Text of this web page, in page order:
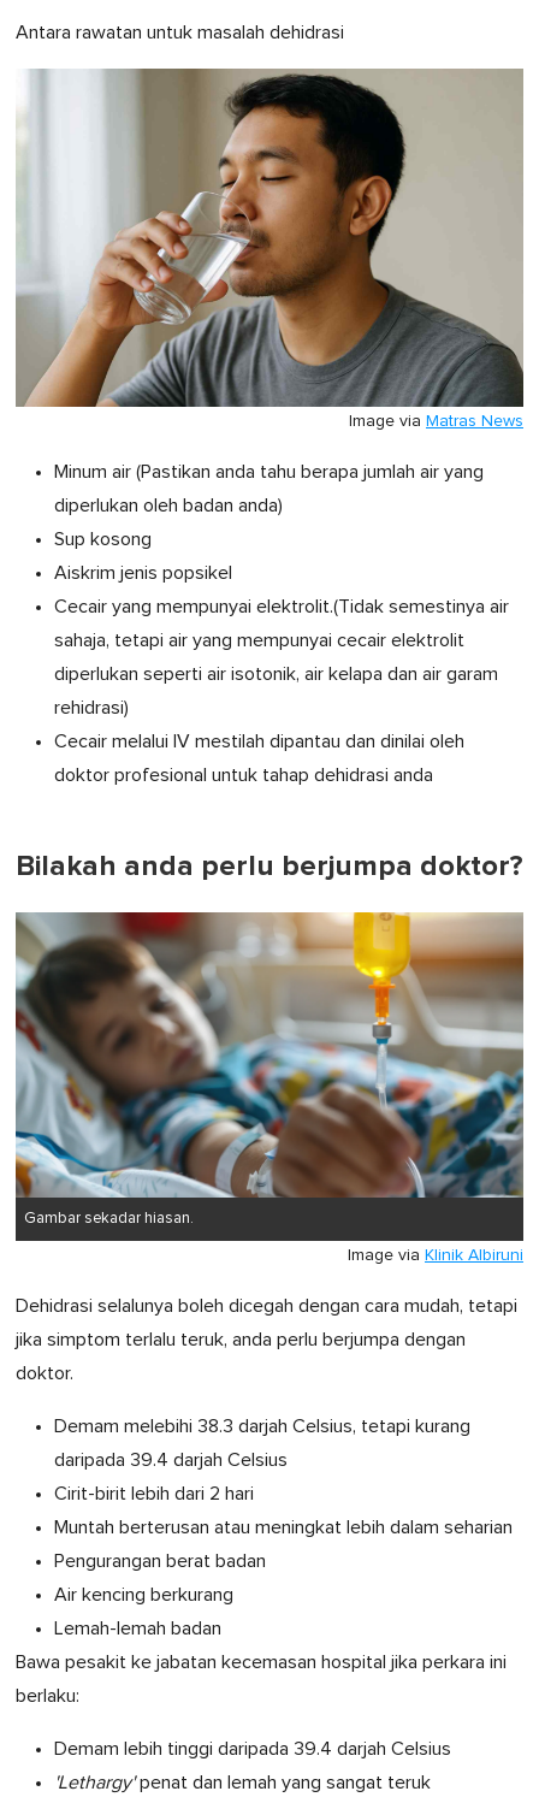
Antara rawatan untuk masalah dehidrasi
Image via Matras News
Minum air (Pastikan anda tahu berapa jumlah air yang
diperlukan oleh badan anda)
Sup kosong
Aiskrim jenis popsikel
Cecair yang mempunyai elektrolit.(Tidak semestinya air
sahaja, tetapi air yang mempunyai cecair elektrolit
diperlukan seperti air isotonik, air kelapa dan air garam
rehidrasi)
Cecair melalui IV mestilah dipantau dan dinilai oleh
doktor profesional untuk tahap dehidrasi anda
Bilakah anda perlu berjumpa doktor?
Gambar sekadar hiasan.
Image via Klinik Albiruni
Dehidrasi selalunya boleh dicegah dengan cara mudah, tetapi
jika simptom terlalu teruk, anda perlu berjumpa dengan
doktor.
Demam melebihi 38.3 darjah Celsius, tetapi kurang
daripada 39.4 darjah Celsius
Cirit-birit lebih dari 2 hari
Muntah berterusan atau meningkat lebih dalam seharian
Pengurangan berat badan
Air kencing berkurang
Lemah-lemah badan
Bawa pesakit ke jabatan kecemasan hospital jika perkara ini
berlaku:
Demam lebih tinggi daripada 39.4 darjah Celsius
'Lethargy'penat dan lemah yang sangat teruk